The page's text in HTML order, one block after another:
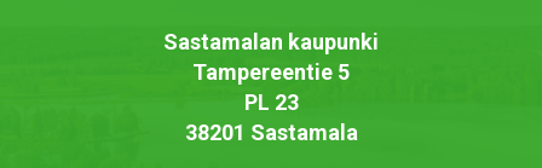
Sastamalan kaupunki
Tampereentie 5
PL 23
38201 Sastamala